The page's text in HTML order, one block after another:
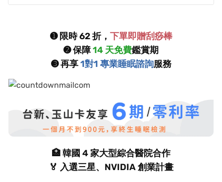
➊ 限時 62 折， 下單即贈刮痧棒
➋ 保障14 天免費鑑賞期
➌ 再享1對1 專業睡眠諮詢服務
🏥 韓國 4 家大型綜合醫院合作
🏅 入選三星、NVIDIA 創業計畫